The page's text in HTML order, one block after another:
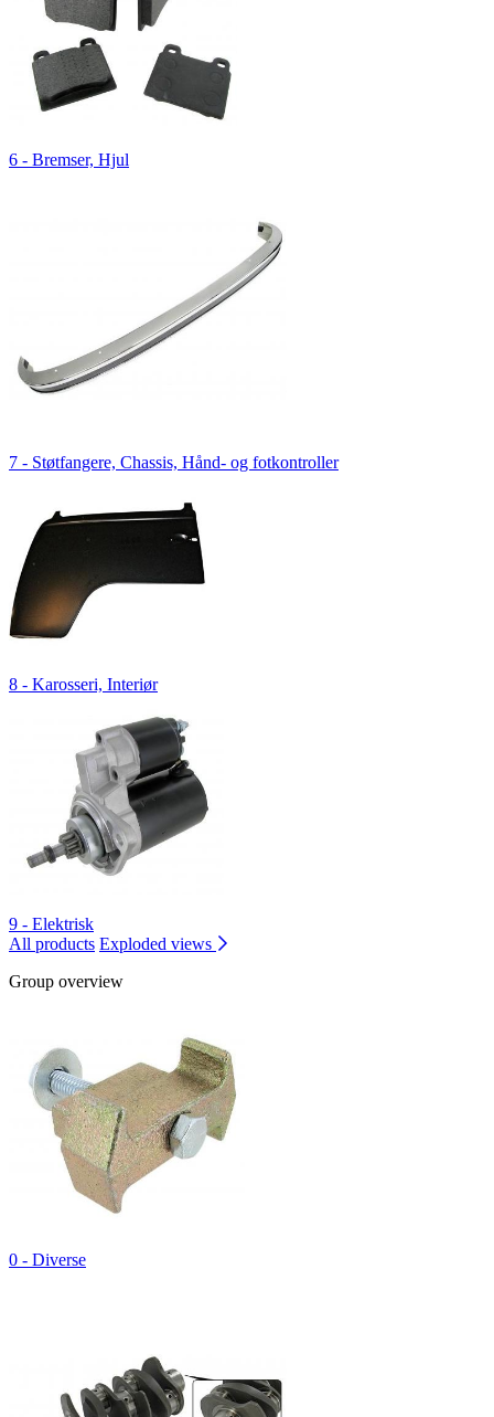
6 - Bremser, Hjul
7 - Støtfangere, Chassis, Hånd- og fotkontroller
8 - Karosseri, Interiør
9 - Elektrisk
All products Exploded views
Group overview
0 - Diverse